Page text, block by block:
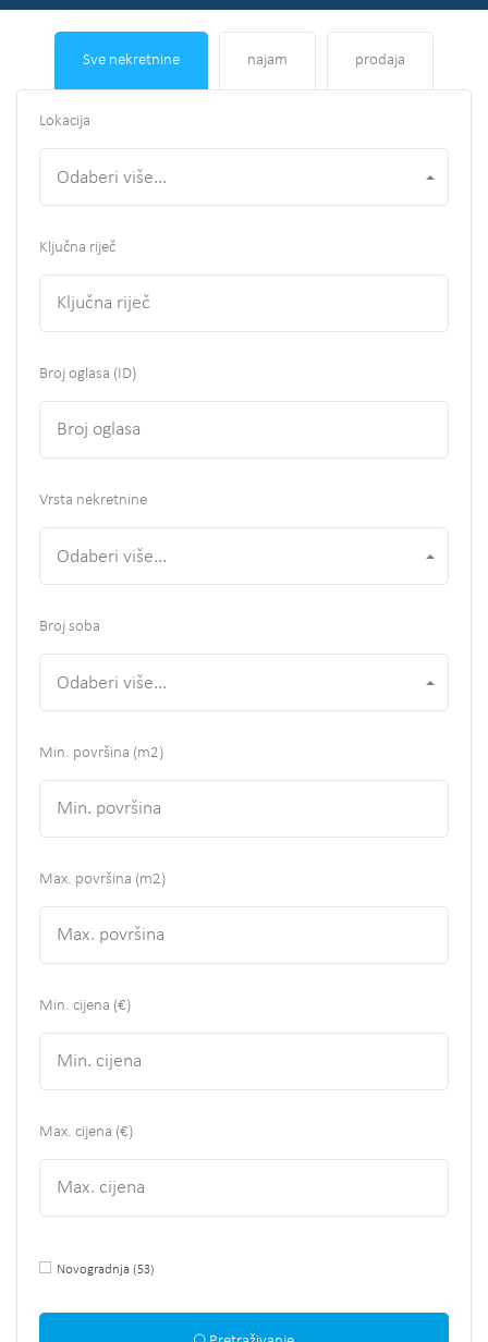
Sve nekretnine najam prodaja
Lokacija
Odaberi više...
Ključna riječ
Broj oglasa (ID)
Vrsta nekretnine
Odaberi više...
Broj soba
Odaberi više...
Min. površina (m2)
Max. površina (m2)
Min. cijena (€)
Max. cijena (€)
Novogradnja (53)